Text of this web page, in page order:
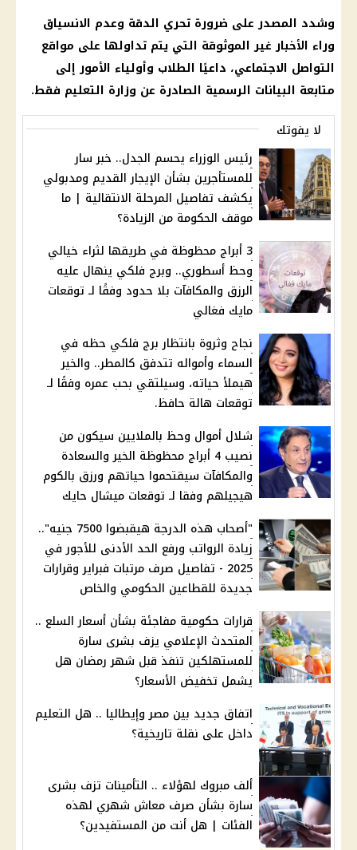
وشدد المصدر على ضرورة تحري الدقة وعدم الانسياق
وراء الأخبارغير الموثوقة التي يتم تداولها على مواقع
التواصل الاجتماعي، داعيًا الطلاب وأولياء الأمور إلى
متابعة البيانات الرسمية الصادرة عن وزارة التعليم فقط.
لا يفوتك
رئيس الوزراء يحسم الجدل.. خبر سار
للمستأجرين بشأن الإيجار القديم ومدبولي
يكشف تفاصيل المرحلة الانتقالية | ما
موقف الحكومة من الزيادة؟
3 أبراج محظوظة في طريقها لثراء خيالي
وحظ أسطوري.. وبرج فلكي ينهال عليه
الرزق والمكافآت بلا حدود وفقًا لـ توقعات
مايك فغالي
نجاح وثروة بانتظار برج فلكي حظه في
السماء وأمواله تتدفق كالمطر.. والخير
هيملأ حياته، وسيلتقي بحب عمره وفقًا لـ
توقعات هالة حافظ.
شلال أموال وحظ بالملايين سيكون من
نصيب 4 أبراج محظوظة الخير والسعادة
والمكافآت سيقتحموا حياتهم ورزق بالكوم
هيجيلهم وفقا لـ توقعات ميشال حايك
"أصحاب هذه الدرجة هيقبضوا 7500 جنيه"..
زيادة الرواتب ورفع الحد الأدنى للأجور في
2025 - تفاصيل صرف مرتبات فبراير وقرارات
جديدة للقطاعين الحكومي والخاص
قرارات حكومية مفاجئة بشأن أسعار السلع ..
المتحدث الإعلامي يزف بشرى سارة
للمستهلكين تنفذ قبل شهر رمضان هل
يشمل تخفيض الأسعار؟
اتفاق جديد بين مصر وإيطاليا .. هل التعليم
داخل على نقلة تاريخية؟
ألف مبروك لهؤلاء .. التأمينات تزف بشرى
سارة بشأن صرف معاش شهري لهذه
الفئات | هل أنت من المستفيدين؟